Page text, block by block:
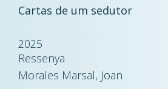
Cartas de um sedutor
2025
Ressenya
Morales Marsal, Joan